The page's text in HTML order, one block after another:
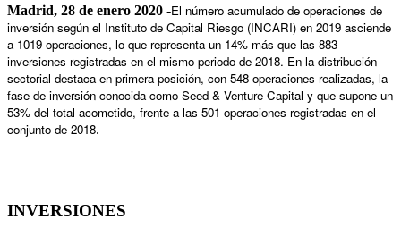
Madrid, 28 de enero 2020 -El número acumulado de operaciones de
inversión según el Instituto de Capital Riesgo (INCARI) en 2019 asciende
a 1019 operaciones, lo que representa un 14% más que las 883
inversiones registradas en el mismo periodo de 2018. En la distribución
sectorial destaca en primera posición, con 548 operaciones realizadas, la
fase de inversión conocida como Seed & Venture Capital y que supone un
53% del total acometido, frente a las 501 operaciones registradas en el
conjunto de 2018.
INVERSIONES